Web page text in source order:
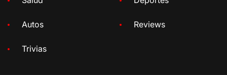
Autos Reviews
Trivias